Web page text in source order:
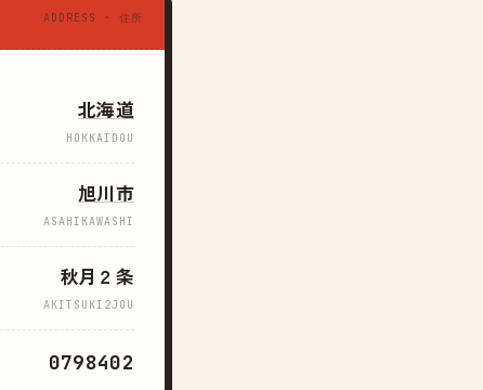
ADDRESS · 住所
北海道
HOKKAIDOU
旭川市
ASAHIKAWASHI
秋月２条
AKITSUKI2JOU
0798402